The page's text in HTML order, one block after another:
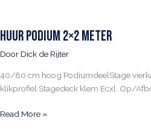
Huur Podium 2×2 meter
Door Dick de Rijter
40/80 cm hoog PodiumdeelStage
klikprofiel Stagedeck klem Ecxl. Op/
Huur
Read More »